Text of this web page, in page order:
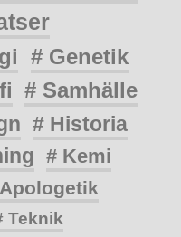
# Genetik
# Samhälle
# Historia
# Kemi
Teknik